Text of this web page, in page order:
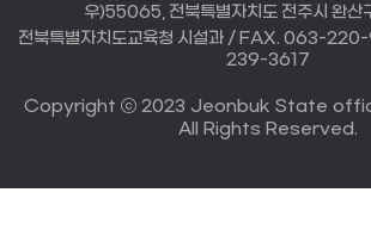
우)55065, 전북특별자치도 전주시 완산
전북특별자치도교육청 시설과 / FAX. 063-
239-3617
Copyright ⓒ 2023 Jeonbuk State
All Rights Reserved.